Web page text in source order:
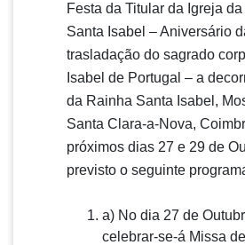
Festa da Titular da Igreja
Santa Isabel – Aniversário
trasladação do sagrado
Isabel de Portugal – a
da Rainha Santa Isabel,
Santa Clara-a-Nova,
próximos dias 27 e 29 de
previsto o seguinte
a) No dia 27 de
celebrar-se-á Missa